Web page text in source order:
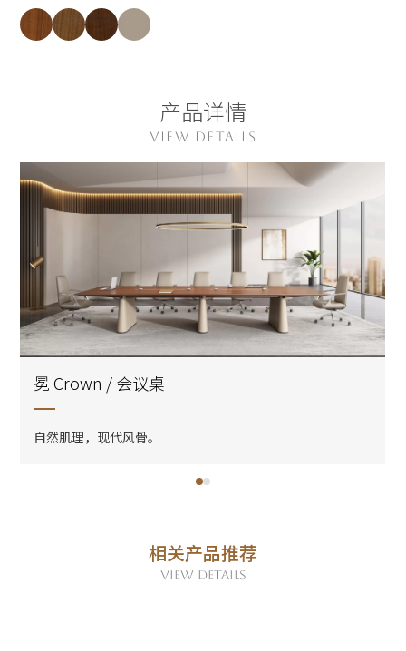
产品详情
VIEW DETAILS
冕 Crown / 会议桌
自然肌理，现代风骨。
相关产品推荐
VIEW DETAILS